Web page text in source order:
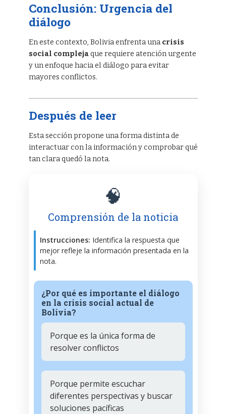
Conclusión: Urgencia del
diálogo
En este contexto, Bolivia enfrenta una crisis
social complejaque requiere atención urgente
y un enfoque hacia el diálogo para evitar
mayores conflictos.
Después de leer
Esta sección propone una forma distinta de
interactuar con la información y comprobar qué
tan clara quedó la nota.
🧠
Comprensión de la noticia
Instrucciones: Identifica la respuesta que
mejor refleje la información presentada en la
nota.
¿Por qué es importante el diálogo
en la crisis social actual de
Bolivia?
Porque es la única forma de
resolver conflictos
Porque permite escuchar
diferentes perspectivas y buscar
soluciones pacíficas